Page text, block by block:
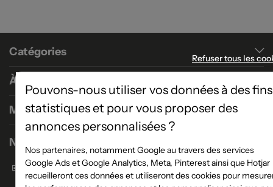
Catégories
À propos
Magasins
Nous contacter
Formulaire de contact
Refuser tous les
Pouvons-nous utiliser vos données à des fins
statistiques et pour vous proposer des
annonces personnalisées ?
Nos partenaires, notamment Google au travers des services
Google Ads et Google Analytics, Meta, Pinterest ainsi que Hotjar
recueilleront ces données et utiliseront des cookies pour